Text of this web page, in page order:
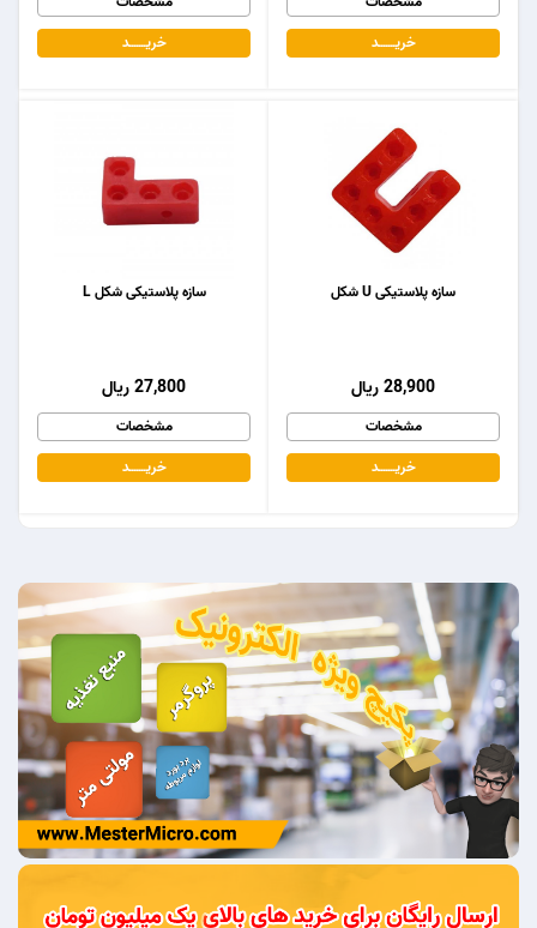
خریـــــــد
خریـــــــد
سازه پلاستیکی شکل L
27,800 ریال
مشخصات
خریـــــــد
سازه پلاستیکی U شکل
28,900 ریال
مشخصات
خریـــــــد